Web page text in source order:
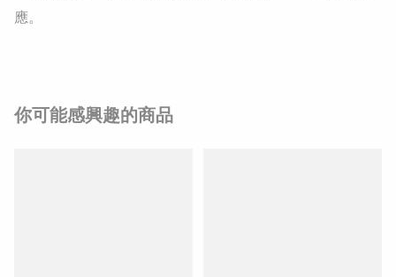
應。
你可能感興趣的商品